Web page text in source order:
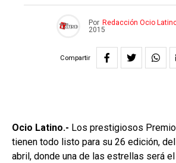
Por Redacción Ocio
2015
Compartir
Ocio Latino.- Los prestigiosos
tienen todo listo para su 26 edición,
abril, donde una de las estrellas será